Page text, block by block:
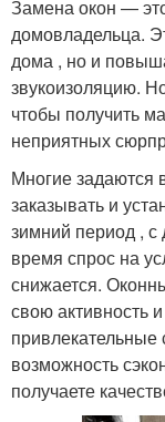
Замена окон —
домовладельца.
дома , но и
звукоизоляцию.
чтобы получить
неприятных
Многие задаются
заказывать и
зимний период ,
время спрос на
снижается.
свою активность
привлекательные
возможность
получаете